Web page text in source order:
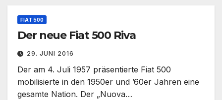
FIAT 500
Der neue Fiat 500 Riva
29. JUNI 2016
Der am 4. Juli 1957 präsentierte Fiat 500
mobilisierte in den 1950er und ’60er Jahren eine
gesamte Nation. Der „Nuova…